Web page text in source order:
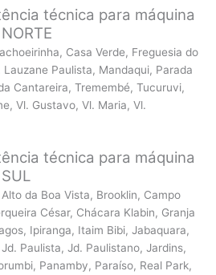
técnica para máquina
Casa Verde, Freguesia do
Paulista, Mandaqui, Parada
Cantareira, Tremembé, Tucuruvi,
Vl. Gustavo, Vl. Maria, Vl.
técnica para máquina
da Boa Vista, Brooklin, Campo
César, Chácara Klabin, Granja
Ipiranga, Itaim Bibi, Jabaquara,
Paulista, Jd. Paulistano, Jardins,
Panamby, Paraíso, Real Park,